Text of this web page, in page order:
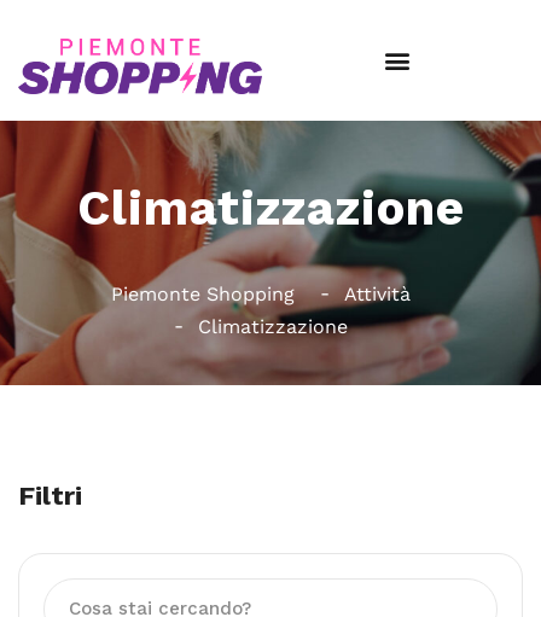
Climatizzazione
Piemonte Shopping
Attività
Climatizzazione
Filtri